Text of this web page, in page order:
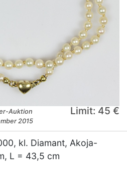
Auktion
2015
Limit: 45 €
kl. Diamant, Akoja-
L = 43,5 cm